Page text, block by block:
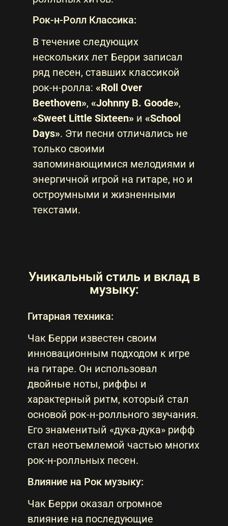
Рок-н-Ролл Классика:
В течение следующих
нескольких лет Берри записал
ряд песен, ставших классикой
рок-н-ролла: «Roll Over
Beethoven», «Johnny B. Goode»,
«Sweet Little Sixteen» и «School
Days». Эти песни отличались не
только своими
запоминающимися мелодиями и
энергичной игрой на гитаре, но и
остроумными и жизненными
текстами.
Уникальный стиль и вклад в
музыку:
Гитарная техника:
Чак Берри известен своим
инновационным подходом к игре
на гитаре. Он использовал
двойные ноты, риффы и
характерный ритм, который стал
основой рок-н-ролльного звучания.
Его знаменитый «дука-дука» рифф
стал неотъемлемой частью многих
рок-н-ролльных песен.
Влияние на Рок музыку:
Чак Берри оказал огромное
влияние на последующие